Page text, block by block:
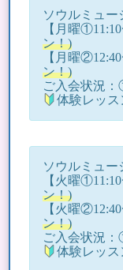
ソウルミュー
【月曜
ン！)
【月曜
ン！)
ご入会状況
体験レッ
ソウルミュー
【火曜
ン！)
【火曜
ン！)
ご入会状況
体験レッ